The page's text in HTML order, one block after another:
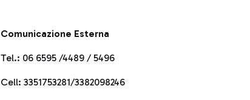
Comunicazione Esterna
Tel.: 06 6595 /4489 / 5496
Cell: 3351753281/3382098246